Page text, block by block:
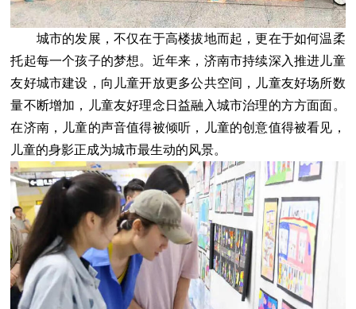
城市的发展，不仅在于高楼拔地而起，更在于如何温柔
托起每一个孩子的梦想。近年来，济南市持续深入推进儿童
友好城市建设，向儿童开放更多公共空间，儿童友好场所数
量不断增加，儿童友好理念日益融入城市治理的方方面面。
在济南，儿童的声音值得被倾听，儿童的创意值得被看见，
儿童的身影正成为城市最生动的风景。